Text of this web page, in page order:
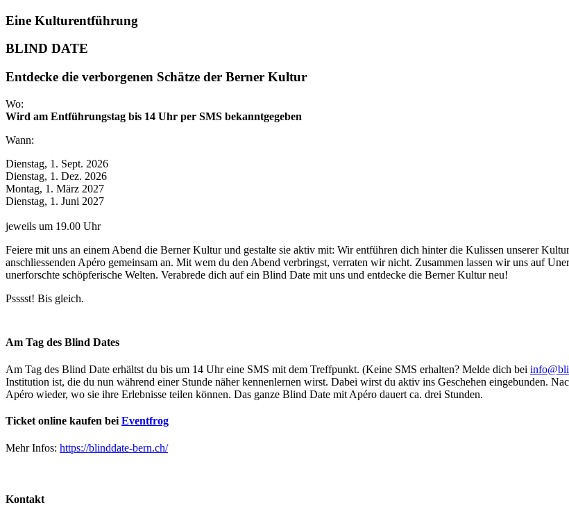
Eine Kulturentführung
BLIND DATE
Entdecke die verborgenen Schätze der Berner Kultur
Wo:
Wird am Entführungstag bis 14 Uhr per SMS bekanntgegeben
Wann:
Dienstag, 1. Sept. 2026
Dienstag, 1. Dez. 2026
Montag, 1. März 2027
Dienstag, 1. Juni 2027
jeweils um 19.00 Uhr
Feiere mit uns an einem Abend die Berner Kultur und gestalte sie aktiv mit: Wir entführen dich hinter die Kulissen unserer
anschliessenden Apéro gemeinsam an. Mit wem du den Abend verbringst, verraten wir nicht. Zusammen lassen wir uns auf
unerforschte schöpferische Welten. Verabrede dich auf ein Blind Date mit uns und entdecke die Berner Kultur neu!
Psssst! Bis gleich.
Am Tag des Blind Dates
Am Tag des Blind Date erhältst du bis um 14 Uhr eine SMS mit dem Treffpunkt. (Keine SMS erhalten? Melde dich bei
Institution ist, die du nun während einer Stunde näher kennenlernen wirst. Dabei wirst du aktiv ins Geschehen eingebunden.
Apéro wieder, wo sie ihre Erlebnisse teilen können. Das ganze Blind Date mit Apéro dauert ca. drei Stunden.
Ticket online kaufen bei Eventfrog
Mehr Infos: https://blinddate-bern.ch/
Kontakt